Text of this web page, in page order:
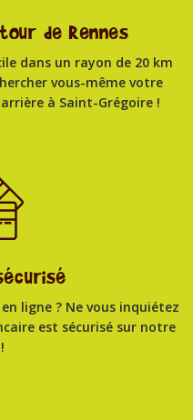
de Rennes
dans un rayon de 20 km
vous-même votre
à Saint-Grégoire !
ligne ? Ne vous inquiétez
est sécurisé sur notre